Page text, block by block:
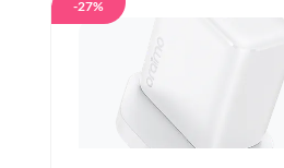
-27%